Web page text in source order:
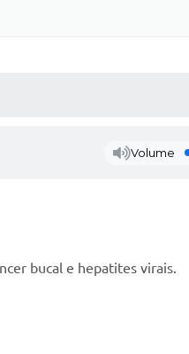
Volume
bucal e hepatites virais.